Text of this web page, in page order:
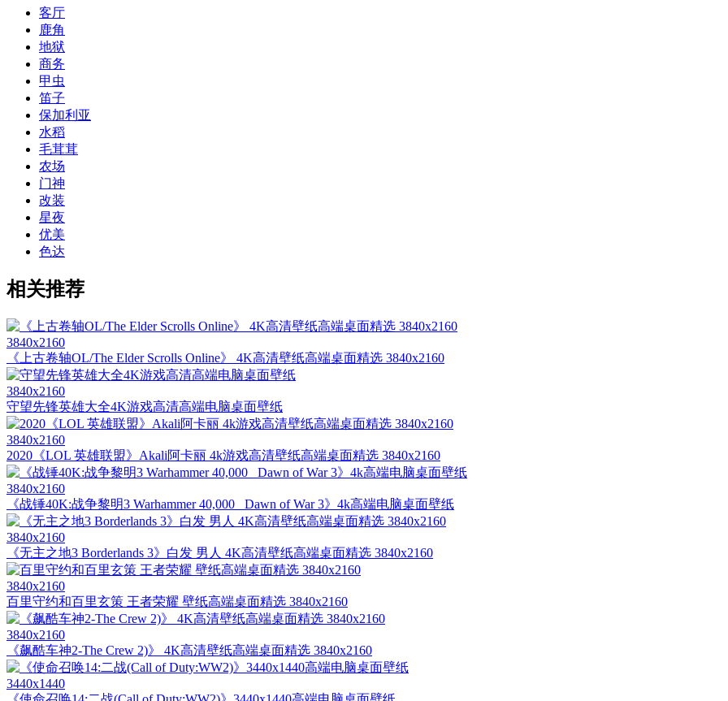
客厅
鹿角
地狱
商务
甲虫
笛子
保加利亚
水稻
毛茸茸
农场
门神
改装
星夜
优美
色达
相关推荐
3840x2160
《上古卷轴OL/The Elder Scrolls Online》 4K高清壁纸高端桌面精选 3840x2160
3840x2160
守望先锋英雄大全4K游戏高清高端电脑桌面壁纸
3840x2160
2020《LOL 英雄联盟》Akali阿卡丽 4k游戏高清壁纸高端桌面精选 3840x2160
3840x2160
《战锤40K:战争黎明3 Warhammer 40,000_ Dawn of War 3》4k高端电脑桌面壁纸
3840x2160
《无主之地3 Borderlands 3》白发 男人 4K高清壁纸高端桌面精选 3840x2160
3840x2160
百里守约和百里玄策 王者荣耀 壁纸高端桌面精选 3840x2160
3840x2160
《飙酷车神2-The Crew 2)》 4K高清壁纸高端桌面精选 3840x2160
3440x1440